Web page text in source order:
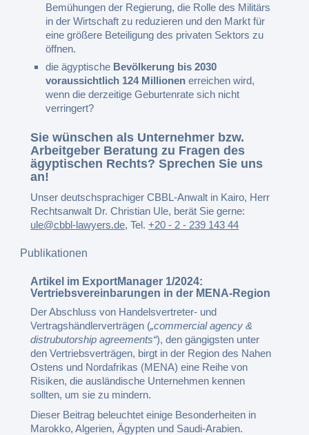
Bemühungen der Regierung, die Rolle des Militärs
in der Wirtschaft zu reduzieren und den Markt für
eine größere Beteiligung des privaten Sektors zu
öffnen.
die ägyptische Bevölkerung bis 2030
voraussichtlich 124 Millionen erreichen wird,
wenn die derzeitige Geburtenrate sich nicht
verringert?
Sie wünschen als Unternehmer bzw.
Arbeitgeber Beratung zu Fragen des
ägyptischen Rechts? Sprechen Sie uns
an!
Unser deutschsprachiger CBBL-Anwalt in Kairo, Herr
Rechtsanwalt Dr. Christian Ule, berät Sie gerne:
ule@cbbl-lawyers.de,Tel.+20 - 2 - 239 143 44
Publikationen
Artikel im ExportManager 1/2024:
Vertriebsvereinbarungen in der MENA-Region
Der Abschluss von Handelsvertreter- und
Vertragshändlerverträgen („commercial agency &
distrubutorship agreements“), den gängigsten unter
den Vertriebsverträgen, birgt in der Region des Nahen
Ostens und Nordafrikas (MENA) eine Reihe von
Risiken, die ausländische Unternehmen kennen
sollten, um sie zu mindern.
Dieser Beitrag beleuchtet einige Besonderheiten in
Marokko, Algerien, Ägypten und Saudi-Arabien.